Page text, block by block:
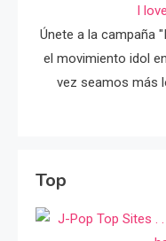
I
Únete a la campaña
el movimiento idol
vez seamos más
Top